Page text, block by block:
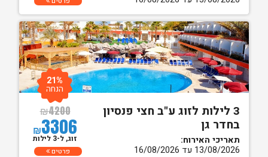
3 לילות לזוג ע"ב חצי פנסיון
בחדר גן
תאריכי האירוח:
13/08/2026 עד 16/08/2026
₪4200
₪3306
21%
הנחה
זוג, ל-3 לילות
פרטים